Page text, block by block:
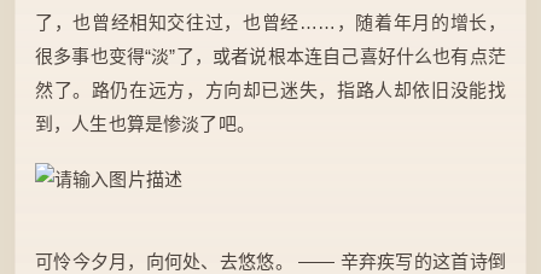
了，也曾经相知交往过，也曾经……，随着年月的增长，
很多事也变得“淡”了，或者说根本连自己喜好什么也有点茫
然了。路仍在远方，方向却已迷失，指路人却依旧没能找
到，人生也算是惨淡了吧。
可怜今夕月，向何处、去悠悠。 —— 辛弃疾写的这首诗倒